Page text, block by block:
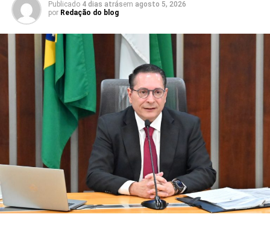
Óssea (Redome), maiores são as possibilidades de
encontrar um doador compatível. O cadastro pode ser
realizado por pessoas que atendam aos critérios
estabelecidos pelo Ministério da Saúde, e a mobilização
também reforçou a importância da doação regular de
As condições de atendimento na rede pública também
estiveram entre as preocupações apresentadas durante a
sessão. Situações envolvendo pacientes que aguardam
exames e atendimento em condições inadequadas foram
mencionadas como exemplos dos desafios enfrentados
pelo sistema de saúde.
Os deputados José Dias (PL), Cristiane Dantas (PSDB),
Publicado 4 dias atrásem agosto 5, 2026
por Redação do blog